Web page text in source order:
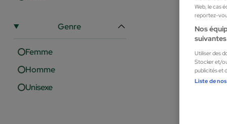
Genre
Femme
Homme
Unisexe
Web, le cas
reportez-
Nos
suivantes
Utiliser des
Stocker et/
publicités et
Liste de